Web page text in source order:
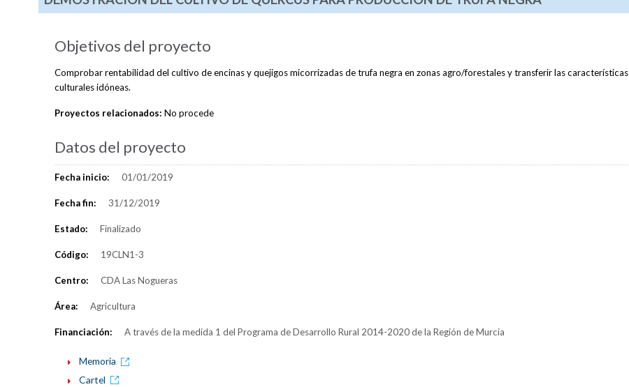
Objetivos del proyecto
Comprobar rentabilidad del cultivo de encinas y quejigos micorrizadas de trufa negra en zonas agro/forestales y transferir las características
culturales idóneas.
Proyectos relacionados: No procede
Datos del proyecto
Fecha inicio: 01/01/2019
Fecha fin: 31/12/2019
Estado: Finalizado
Código: 19CLN1-3
Centro: CDA Las Nogueras
Área: Agricultura
Financiación: A través de la medida 1 del Programa de Desarrollo Rural 2014-2020 de la Región de Murcia
Memoria
Cartel